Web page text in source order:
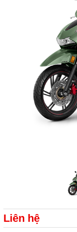
Liên hệ